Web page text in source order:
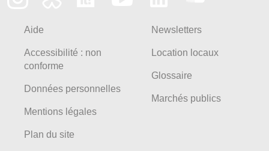
Aide
Accessibilité : non
conforme
Données personnelles
Mentions légales
Plan du site
Newsletters
Location locaux
Glossaire
Marchés publics